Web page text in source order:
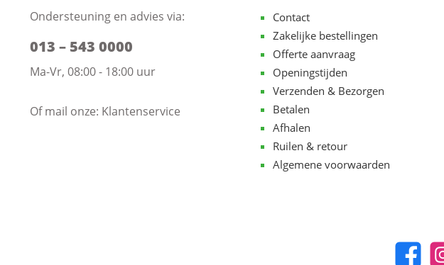
Ondersteuning en advies via:
013 – 543 0000
Ma-Vr, 08:00 - 18:00 uur
Of mail onze: Klantenservice
Contact
Zakelijke bestellingen
Offerte aanvraag
Openingstijden
Verzenden & Bezorgen
Betalen
Afhalen
Ruilen & retour
Algemene voorwaarden